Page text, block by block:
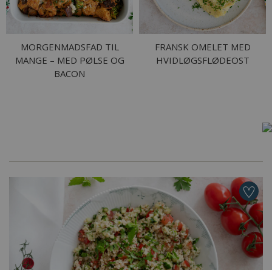
MORGENMADSFAD TIL
MANGE – MED PØLSE OG
BACON
FRANSK OMELET MED
HVIDLØGSFLØDEOST